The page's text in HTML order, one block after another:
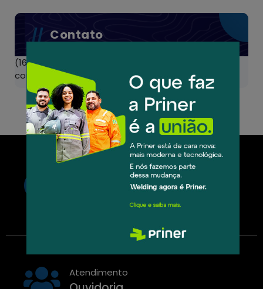
Contato
(16) 3513-8600
contato@welding.com.br
Horário de Funcionamento
De Segunda a Sexta das 7h às
Atendimento